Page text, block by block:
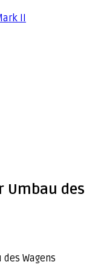
II
Umbau des
Wagens